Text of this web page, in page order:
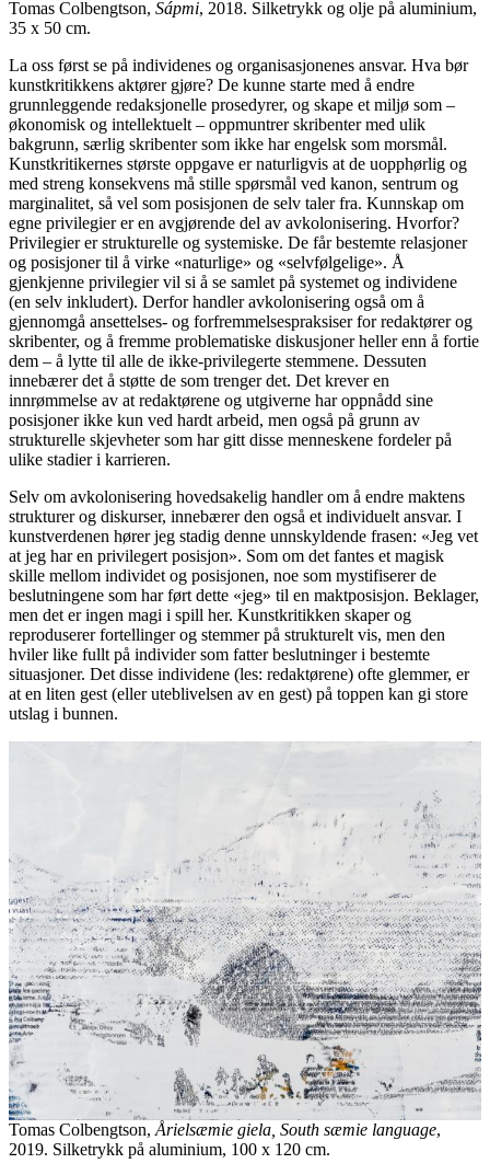
Tomas Colbengtson, Sápmi, 2018. Silketrykk og olje på aluminium,
35 x 50 cm.
La oss først se på individenes og organisasjonenes ansvar. Hva bør
kunstkritikkens aktører gjøre? De kunne starte med å endre
grunnleggende redaksjonelle prosedyrer, og skape et miljø som –
økonomisk og intellektuelt – oppmuntrer skribenter med ulik
bakgrunn, særlig skribenter som ikke har engelsk som morsmål.
Kunstkritikernes største oppgave er naturligvis at de uopphørlig og
med streng konsekvens må stille spørsmål ved kanon, sentrum og
marginalitet, så vel som posisjonen de selv taler fra. Kunnskap om
egne privilegier er en avgjørende del av avkolonisering. Hvorfor?
Privilegier er strukturelle og systemiske. De får bestemte relasjoner
og posisjoner til å virke «naturlige» og «selvfølgelige». Å
gjenkjenne privilegier vil si å se samlet på systemet og individene
(en selv inkludert). Derfor handler avkolonisering også om å
gjennomgå ansettelses- og forfremmelsespraksiser for redaktører og
skribenter, og å fremme problematiske diskusjoner heller enn å fortie
dem – å lytte til alle de ikke-privilegerte stemmene. Dessuten
innebærer det å støtte de som trenger det. Det krever en
innrømmelse av at redaktørene og utgiverne har oppnådd sine
posisjoner ikke kun ved hardt arbeid, men også på grunn av
strukturelle skjevheter som har gitt disse menneskene fordeler på
ulike stadier i karrieren.
Selv om avkolonisering hovedsakelig handler om å endre maktens
strukturer og diskurser, innebærer den også et individuelt ansvar. I
kunstverdenen hører jeg stadig denne unnskyldende frasen: «Jeg vet
at jeg har en privilegert posisjon». Som om det fantes et magisk
skille mellom individet og posisjonen, noe som mystifiserer de
beslutningene som har ført dette «jeg» til en maktposisjon. Beklager,
men det er ingen magi i spill her. Kunstkritikken skaper og
reproduserer fortellinger og stemmer på strukturelt vis, men den
hviler like fullt på individer som fatter beslutninger i bestemte
situasjoner. Det disse individene (les: redaktørene) ofte glemmer, er
at en liten gest (eller uteblivelsen av en gest) på toppen kan gi store
utslag i bunnen.
Tomas Colbengtson, Årielsæmie giela, South sæmie language,
2019. Silketrykk på aluminium, 100 x 120 cm.